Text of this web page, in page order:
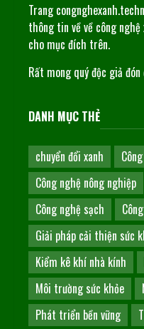
Trang
thông tin về về công nghệ
cho mục đích trên.
Rất mong quý độc giả đón
DANH MỤC THẺ
chuyển đổi xanh
Công nghệ nông nghiệp
Công nghệ sạch
Giải pháp cải thiện sức
Kiểm kê khí nhà kính
Môi trường sức khỏe
Phát triển bền vững